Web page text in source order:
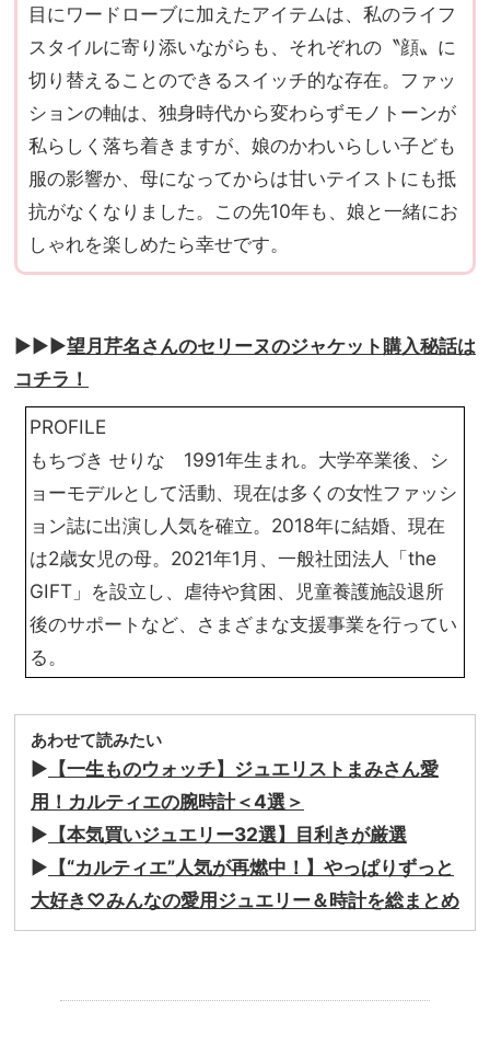
目にワードローブに加えたアイテムは、私のライフ
スタイルに寄り添いながらも、それぞれの〝顔〟に
切り替えることのできるスイッチ的な存在。ファッ
ションの軸は、独身時代から変わらずモノトーンが
私らしく落ち着きますが、娘のかわいらしい子ども
服の影響か、母になってからは甘いテイストにも抵
抗がなくなりました。この先10年も、娘と一緒にお
しゃれを楽しめたら幸せです。
▶︎▶︎▶︎望月芹名さんのセリーヌのジャケット購入秘話は
コチラ！
PROFILE
もちづき せりな 1991年生まれ。大学卒業後、シ
ョーモデルとして活動、現在は多くの女性ファッシ
ョン誌に出演し人気を確立。2018年に結婚、現在
は2歳女児の母。2021年1月、一般社団法人「the
GIFT」を設立し、虐待や貧困、児童養護施設退所
後のサポートなど、さまざまな支援事業を行ってい
る。
あわせて読みたい
▶︎ 【一生ものウォッチ】ジュエリストまみさん愛
用！カルティエの腕時計＜4選＞
▶︎ 【本気買いジュエリー32選】目利きが厳選
▶︎ 【“カルティエ”人気が再燃中！】やっぱりずっと
大好き♡みんなの愛用ジュエリー＆時計を総まとめ